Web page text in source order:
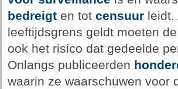
bedreigten tot censuurleidt.
leeftijdsgrens geldt moeten
ook het risico dat gedeelde
Onlangs publiceerden
waarin ze waarschuwen voor